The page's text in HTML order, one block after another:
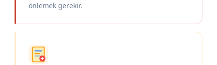
önlemek gerekir.